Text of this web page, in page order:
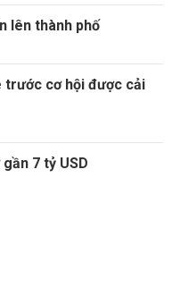
lên thành phố
trước cơ hội được cải
7 tỷ USD